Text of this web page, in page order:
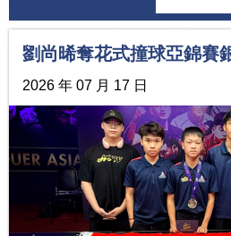
劉尚晞奪花式撞球亞錦賽
2026 年 07 月 17 日